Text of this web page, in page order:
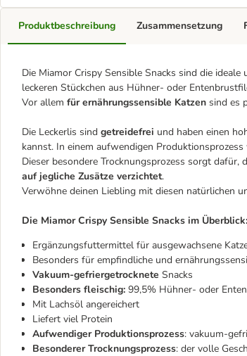
Produktbeschreibung
Die Miamor Crispy Sensible Snacks sind die
leckeren Stückchen aus Hühner- oder
Vor allem für ernährungssensible Katzen sind es
Die Leckerlis sind getreidefrei und haben einen
kannst. In einem aufwendigen Produktionsprozess
Dieser besondere Trocknungsprozess sorgt
auf jegliche Zusätze verzichtet.
Verwöhne deinen Liebling mit diesen natürlichen
Die Miamor Crispy Sensible Snacks im Überblick:
Ergänzungsfuttermittel für ausgewachsene
Besonders für empfindliche und
Vakuum-gefriergetrocknete Snacks
Besonders fleischig: 99,5% Hühner- oder
Mit Lachsöl angereichert
Liefert viel Protein
Aufwendiger Produktionsprozess: vakuum-
Besonderer Trocknungsprozess: der volle
Zusammensetzung